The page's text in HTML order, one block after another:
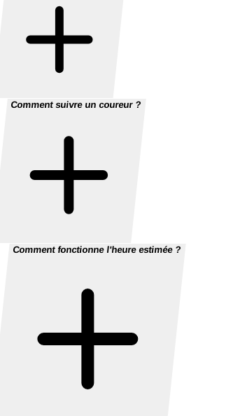
Comment suivre un coureur ?
Comment fonctionne l'heure estimée ?